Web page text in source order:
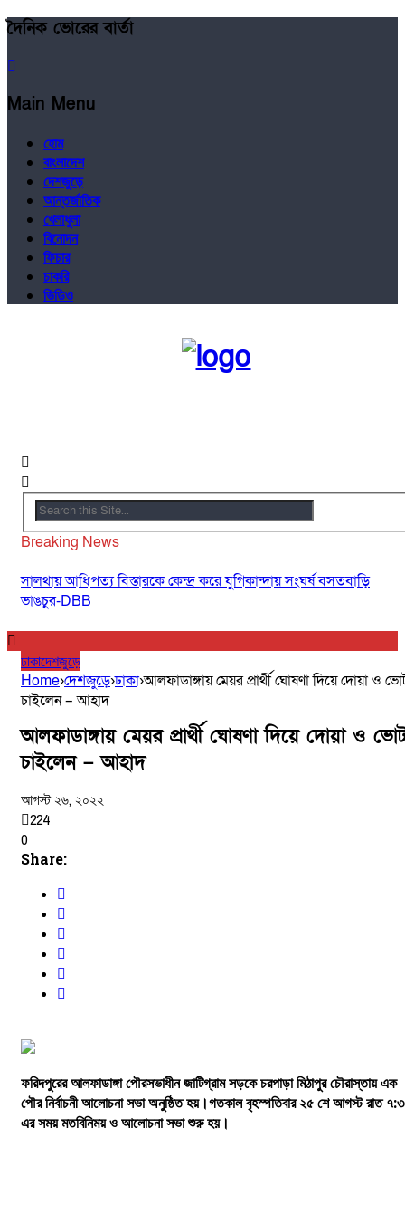
দৈনিক ভোরের বার্তা
Main Menu
হোম
বাংলাদেশ
দেশজুড়ে
আন্তর্জাতিক
খেলাধুলা
বিনোদন
ফিচার
চাকরি
ভিডিও
Breaking News
সালথায় আধিপত্য বিস্তারকে কেন্দ্র করে যুগিকান্দায় সংঘর্ষ বসতবাড়ি
ভাঙচুর-DBB
ঢাকাদেশজুড়ে
Home›দেশজুড়ে›ঢাকা›আলফাডাঙ্গায় মেয়র প্রার্থী ঘোষণা দিয়ে দোয়া ও
চাইলেন – আহাদ
আলফাডাঙ্গায় মেয়র প্রার্থী ঘোষণা দিয়ে দোয়া ও
চাইলেন – আহাদ
আগস্ট ২৬, ২০২২
224
0
Share:
ফরিদপুরেরআলফাডাঙ্গাপৌরসভাধীনজাটিগ্রামসড়কেচরপাড়ামিঠাপুরচৌরাস্তায়এক
পৌরনির্বাচনীআলোচনাসভাঅনুষ্ঠিতহয়।গতকালবৃহস্পতিবার২৫শেআগস্টরাত৭:
এরসময়মতবিনিময়ওআলোচনাসভাশুরুহয়।